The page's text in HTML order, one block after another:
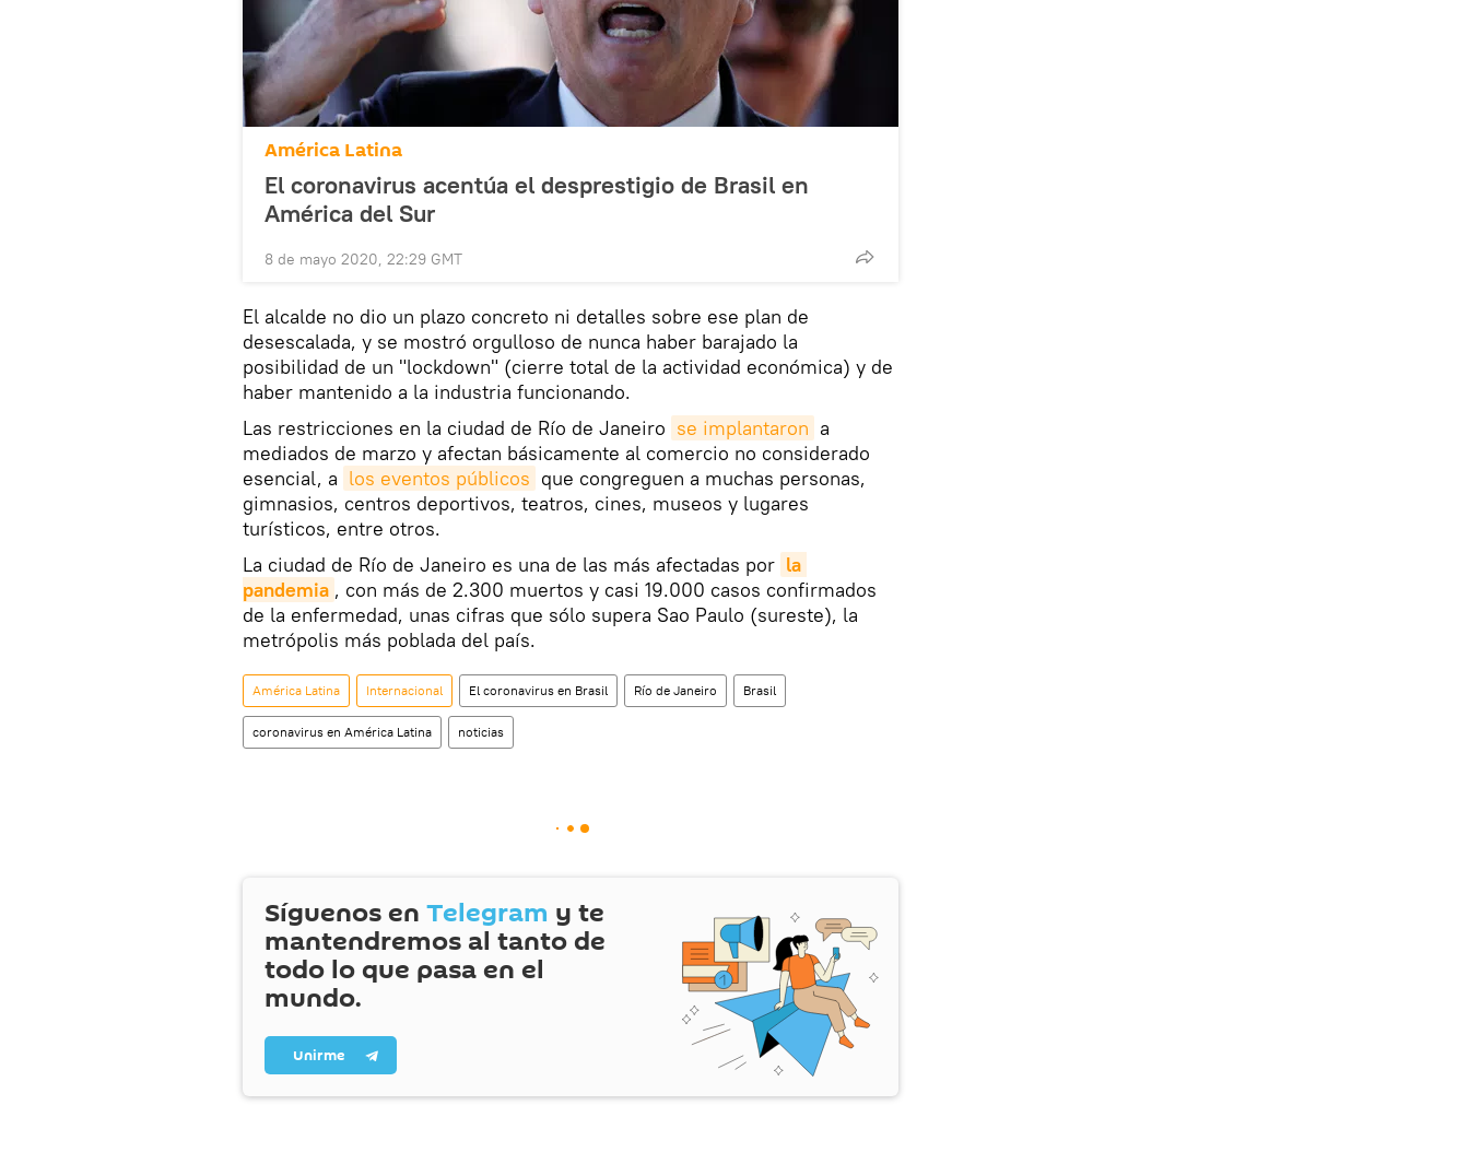
América Latina
El coronavirus acentúa el desprestigio de Brasil en
América del Sur
8 de mayo 2020, 22:29 GMT
El alcalde no dio un plazo concreto ni detalles sobre ese plan de
desescalada, y se mostró orgulloso de nunca haber barajado la
posibilidad de un "lockdown" (cierre total de la actividad económica) y de
haber mantenido a la industria funcionando.
Las restricciones en la ciudad de Río de Janeiro se implantaron a
mediados de marzo y afectan básicamente al comercio no considerado
esencial, a los eventos públicos que congreguen a muchas personas,
gimnasios, centros deportivos, teatros, cines, museos y lugares
turísticos, entre otros.
La ciudad de Río de Janeiro es una de las más afectadas por la
pandemia , con más de 2.300 muertos y casi 19.000 casos confirmados
de la enfermedad, unas cifras que sólo supera Sao Paulo (sureste), la
metrópolis más poblada del país.
América Latina Internacional El coronavirus en Brasil Río de Janeiro Brasil
coronavirus en América Latina noticias
Síguenos en Telegram y te
mantendremos al tanto de
todo lo que pasa en el
mundo.
Unirme